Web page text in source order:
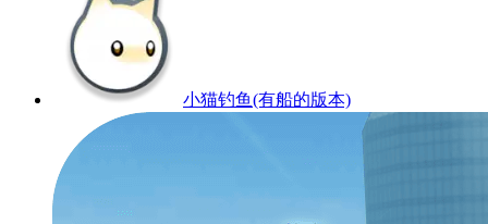
小猫钓鱼(有船的版本)